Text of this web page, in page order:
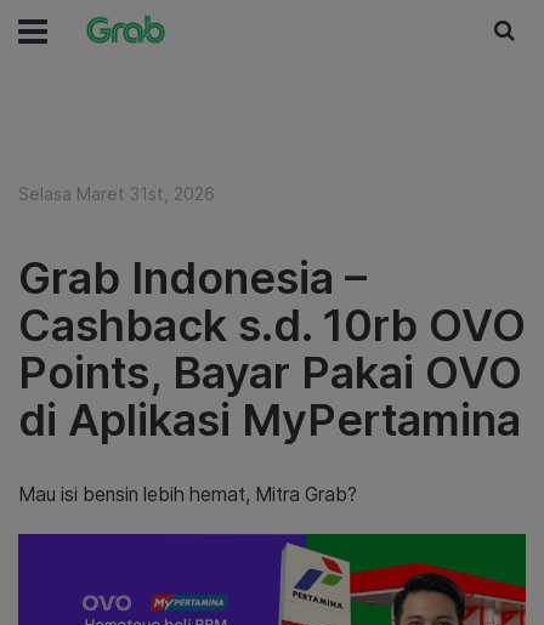
Selasa Maret 31st, 2026
Grab Indonesia –
Cashback s.d. 10rb OVO
Points, Bayar Pakai OVO
di Aplikasi MyPertamina
Mau isi bensin lebih hemat, Mitra Grab?